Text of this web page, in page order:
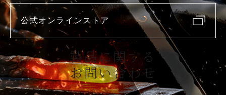
公式オンラインストア
製品に関する
お問い合わせ